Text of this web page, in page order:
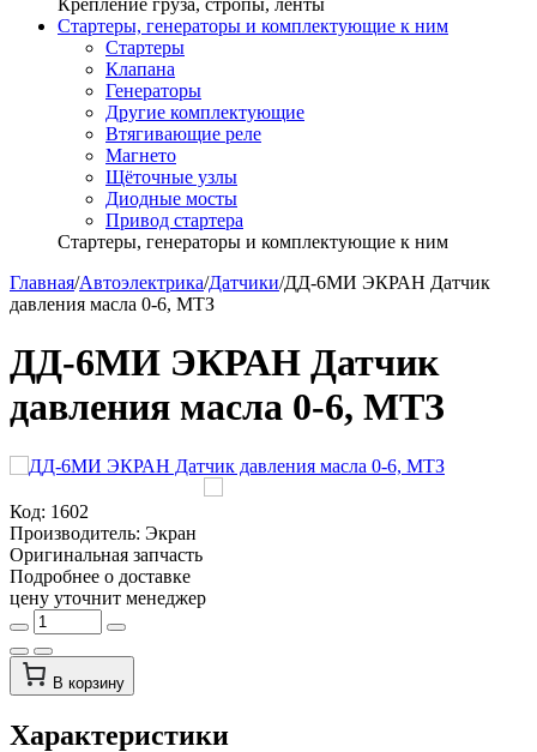
Крепление груза, стропы, ленты
Стартеры, генераторы и комплектующие к ним
Стартеры
Клапана
Генераторы
Другие комплектующие
Втягивающие реле
Магнето
Щёточные узлы
Диодные мосты
Привод стартера
Стартеры, генераторы и комплектующие к ним
Главная/Автоэлектрика/Датчики/ДД-6МИ ЭКРАН Датчик
давления масла 0-6, МТЗ
ДД-6МИ ЭКРАН Датчик
давления масла 0-6, МТЗ
Код: 1602
Производитель: Экран
Оригинальная запчасть
Подробнее о доставке
цену уточнит менеджер
В корзину
Характеристики